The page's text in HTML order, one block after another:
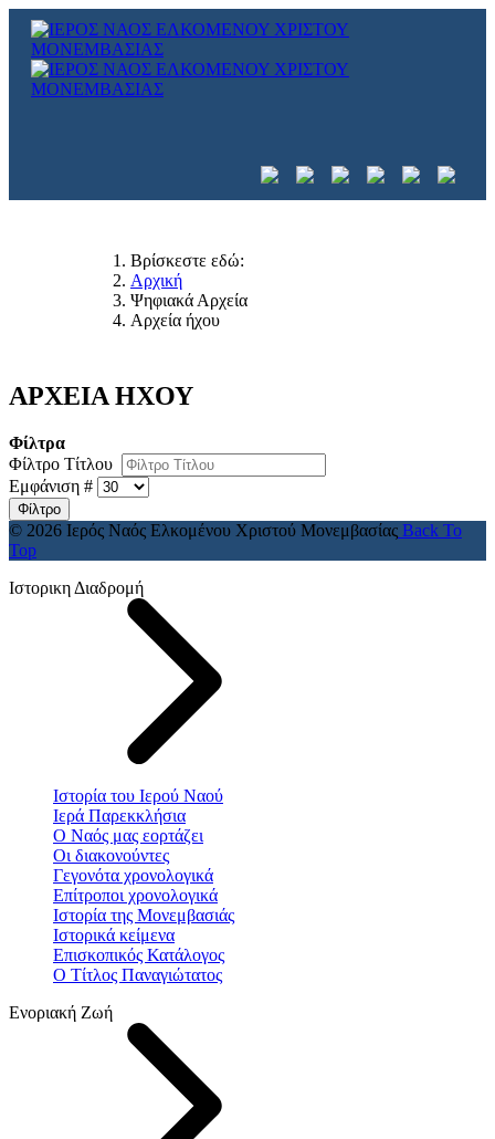
Βρίσκεστε εδώ:
Αρχική
Ψηφιακά Αρχεία
Αρχεία ήχου
ΑΡΧΕΙΑ ΗΧΟΥ
Φίλτρα
Φίλτρο Τίτλου
Εμφάνιση #
Φίλτρο
© 2026 Ιερός Ναός Ελκομένου Χριστού Μονεμβασίας Back To
Top
Ιστορικη Διαδρομή
Ιστορία του Ιερού Ναού
Ιερά Παρεκκλήσια
Ο Ναός μας εορτάζει
Οι διακονούντες
Γεγονότα χρονολογικά
Επίτροποι χρονολογικά
Ιστορία της Μονεμβασιάς
Ιστορικά κείμενα
Επισκοπικός Κατάλογος
Ο Τίτλος Παναγιώτατος
Ενοριακή Ζωή